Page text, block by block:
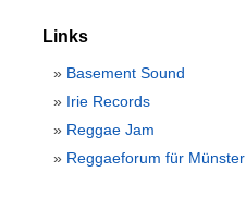
Links
Basement Sound
Irie Records
Reggae Jam
Reggaeforum für Münster